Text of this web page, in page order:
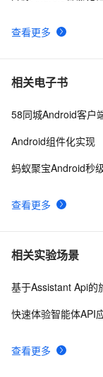
9 亚马逊商品 API
10
查看更多
相关电子书
查看更多
58同城Android客户
Android组件化实现
蚂蚁聚宝Android
相关实验场景
查看更多
基于Assistant Api的
快速体验智能体API